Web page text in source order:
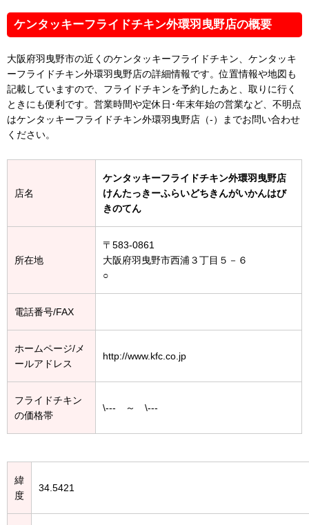
ケンタッキーフライドチキン外環羽曳野店の概要
大阪府羽曳野市の近くのケンタッキーフライドチキン、ケンタッキ
ーフライドチキン外環羽曳野店の詳細情報です。位置情報や地図も
記載していますので、フライドチキンを予約したあと、取りに行く
ときにも便利です。営業時間や定休日･年末年始の営業など、不明点
はケンタッキーフライドチキン外環羽曳野店（-）までお問い合わせ
ください。
店名
ケンタッキーフライドチキン外環羽曳野店
けんたっきーふらいどちきんがいかんはび
きのてん
所在地
〒583-0861
大阪府羽曳野市西浦３丁目５－６
○
電話番号/FAX
ホームページ/メ
ールアドレス
http://www.kfc.co.jp
フライドチキン
の価格帯
\--- ～ \---
緯
度
34.5421